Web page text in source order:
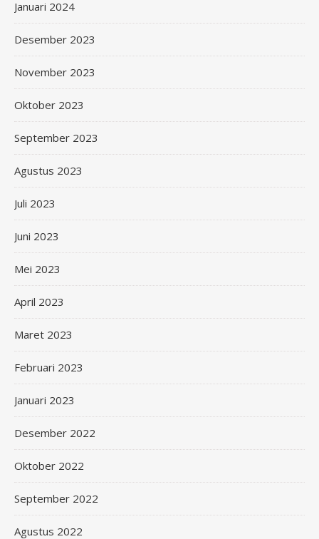
Januari 2024
Desember 2023
November 2023
Oktober 2023
September 2023
Agustus 2023
Juli 2023
Juni 2023
Mei 2023
April 2023
Maret 2023
Februari 2023
Januari 2023
Desember 2022
Oktober 2022
September 2022
Agustus 2022